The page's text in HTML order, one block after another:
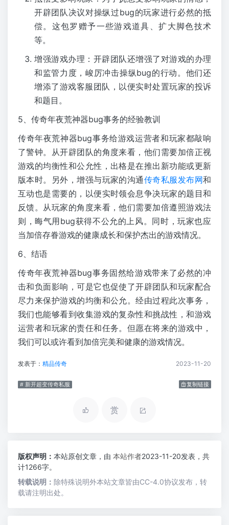
开辟团队决议对操纵过bug的玩家进行必然的抵
偿。这包罗赠予一些游戏道具、扩大脚色技术
等。
增强游戏办理：开辟团队还增强了对游戏的办理
和监管力度，峻厉冲击操纵bug的行动。他们还
增添了游戏客服团队，以便实时处置玩家的投诉
和题目。
5、传奇年夜荒神器bug事务的经验教训
传奇年夜荒神器bug事务给游戏运营者和玩家都敲响
了警钟。从开辟团队的角度来看，他们需要加倍正视
游戏的均衡性和公允性，出格是在推出新功能或更新
版本时。另外，增强与玩家的沟通传奇私服发布网和
互动也是需要的，以便实时领会息争决玩家的题目和
反馈。从玩家的角度来看，他们需要加倍遵照游戏法
则，晦气用bug获得不公允的上风。同时，玩家也应
当加倍存眷游戏的健康成长和保护杰出的游戏情况。
6、结语
传奇年夜荒神器bug事务固然给游戏带来了必然的冲
击和负面影响，可是它也促使了开辟团队和玩家配合
尽力来保护游戏的均衡和公允。经由过程此次事务，
我们也能够看到收集游戏的复杂性和挑战性，和游戏
运营者和玩家的责任和任务。但愿在将来的游戏中，
我们可以或许看到加倍完美和健康的游戏情况。
发表于： 精品传奇 2023-11-20
# 新开超变传奇私服 复制链接
赏
版权声明： 本站原创文章，由 本站作者2023-11-20发表，共
计1266字。
转载说明： 除特殊说明外本站文章皆由CC-4.0协议发布，转
载请注明出处。